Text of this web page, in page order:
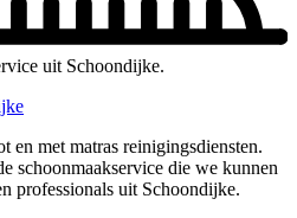
uit Schoondijke.
en met matras reinigingsdiensten.
schoonmaakservice die we kunnen
professionals uit Schoondijke.